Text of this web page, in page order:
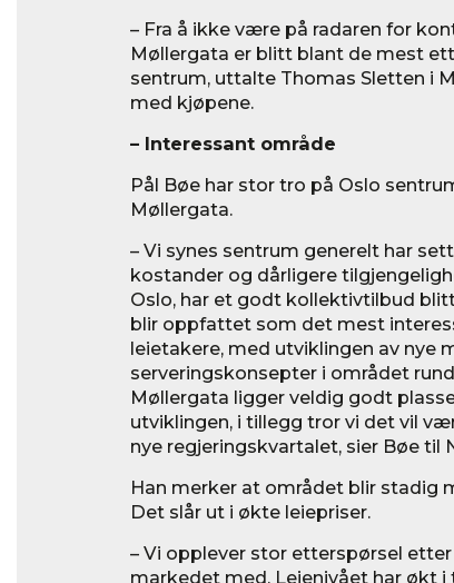
– Fra å ikke være på radaren for
Møllergata er blitt blant de mest
sentrum, uttalte Thomas Sletten i
med kjøpene.
– Interessant område
Pål Bøe har stor tro på Oslo
Møllergata.
– Vi synes sentrum generelt har
kostander og dårligere
Oslo, har et godt kollektivtilbud
blir oppfattet som det mest
leietakere, med utviklingen av nye
serveringskonsepter i området
Møllergata ligger veldig godt
utviklingen, i tillegg tror vi det vil
nye regjeringskvartalet, sier Bøe til
Han merker at området blir stadig
Det slår ut i økte leiepriser.
– Vi opplever stor etterspørsel
markedet med. Leienivået har økt